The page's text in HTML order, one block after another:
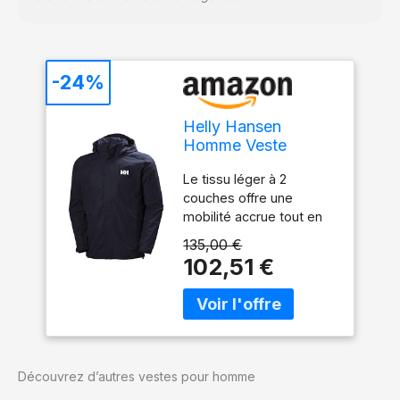
Helly Hansen
Homme Veste
Marine, 2XL
Le tissu léger à 2
couches offre une
mobilité accrue tout en
imperméable et coupe-
vent. La capuche
ajustable de conception
ergonomique s’adapte
couverture fiable Les
135,00 €
102,51 €
-24%
Découvrez d’autres vestes pour homme